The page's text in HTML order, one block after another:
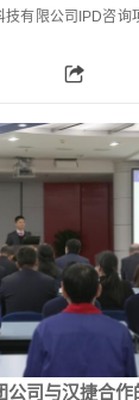
有限公司IPD咨询
公司与汉捷合